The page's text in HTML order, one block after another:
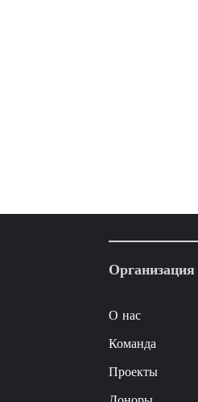
Организация
О нас
Команда
Проекты